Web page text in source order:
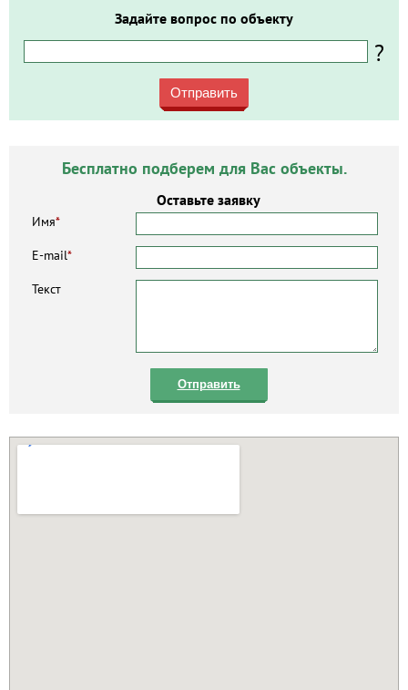
Задайте вопрос по объекту
?
Отправить
Бесплатно подберем для Вас объекты.
Оставьте заявку
Имя*
E-mail*
Текст
Отправить